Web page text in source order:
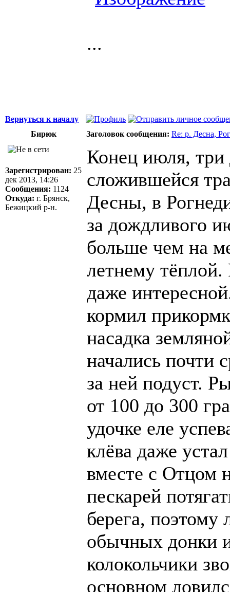
...
Вернуться к началу
Бирюк
Заголовок сообщения: Re: р. Десна,
Зарегистрирован: 25
дек 2013, 14:26
Сообщения: 1124
Откуда: г. Брянск,
Бежицкий р-н.
Конец июля, три
сложившейся
Десны, в
за дождливого
больше чем на
летнему тёплой.
даже
кормил
насадка
начались почти
за ней подуст.
от 100 до 300
удочке еле
клёва даже
вместе с Отцом
пескарей
берега,
обычных донки
колокольчики
основном